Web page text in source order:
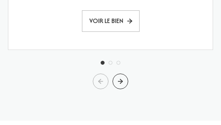
VOIR LE BIEN